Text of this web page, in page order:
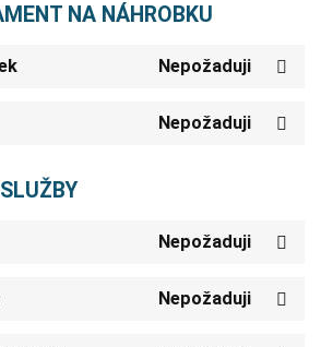
NA NÁHROBKU
Nepožaduji
Nepožaduji
Nepožaduji
Nepožaduji